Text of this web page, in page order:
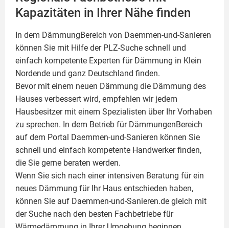
Kapazitäten in Ihrer Nähe finden
In dem DämmungBereich von Daemmen-und-Sanieren
können Sie mit Hilfe der PLZ-Suche schnell und
einfach kompetente Experten für Dämmung in Klein
Nordende und ganz Deutschland finden.
Bevor mit einem neuen Dämmung die Dämmung des
Hauses verbessert wird, empfehlen wir jedem
Hausbesitzer mit einem Spezialisten über Ihr Vorhaben
zu sprechen. In dem Betrieb für DämmungenBereich
auf dem Portal Daemmen-und-Sanieren können Sie
schnell und einfach kompetente Handwerker finden,
die Sie gerne beraten werden.
Wenn Sie sich nach einer intensiven Beratung für ein
neues Dämmung für Ihr Haus entschieden haben,
können Sie auf Daemmen-und-Sanieren.de gleich mit
der Suche nach den besten Fachbetriebe für